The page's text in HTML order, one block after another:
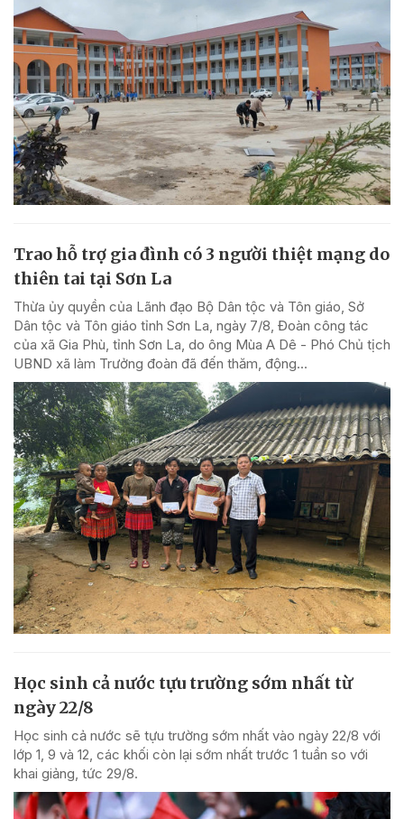
Trao hỗ trợ gia đình có 3 người thiệt mạng do
thiên tai tại Sơn La
Thừa ủy quyền của Lãnh đạo Bộ Dân tộc và Tôn giáo, Sở
Dân tộc và Tôn giáo tỉnh Sơn La, ngày 7/8, Đoàn công tác
của xã Gia Phù, tỉnh Sơn La, do ông Mùa A Dê - Phó Chủ tịch
UBND xã làm Trưởng đoàn đã đến thăm, động...
Học sinh cả nước tựu trường sớm nhất từ
ngày 22/8
Học sinh cả nước sẽ tựu trường sớm nhất vào ngày 22/8 với
lớp 1, 9 và 12, các khối còn lại sớm nhất trước 1 tuần so với
khai giảng, tức 29/8.